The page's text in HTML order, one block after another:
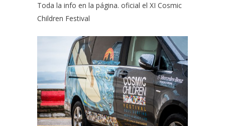
Toda la info en la página. oficial el XI Cosmic
Children Festival